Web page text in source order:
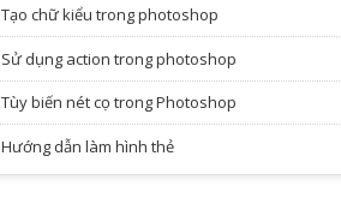
Tạo chữ kiểu trong photoshop
Sử dụng action trong photoshop
Tùy biến nét cọ trong Photoshop
Hướng dẫn làm hình thẻ